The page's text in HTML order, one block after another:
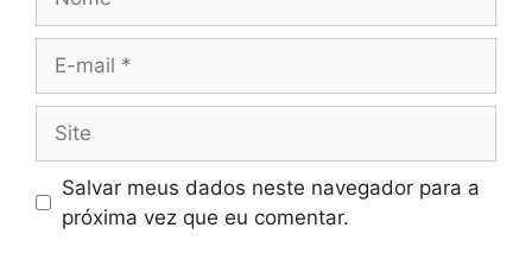
mail
Salvar meus dados neste navegador para a
próxima vez que eu comentar.